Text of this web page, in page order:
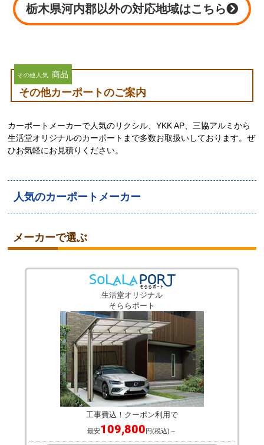
栃木県河内郡以外の対応地域はこちら
その他人気 商品
その他カーポートのご案内
カーポートメーカーで人気のリクシル、YKK AP、三協アルミから
生活堂オリジナルのカーポートまで多数お取扱いしております。ぜ
ひお気軽にお見積りください。
人気のカーポートメーカー
メーカーで選ぶ
生活堂オリジナル
そららポート
工事費込！クーポン利用で
最安109,800 円(税込)～